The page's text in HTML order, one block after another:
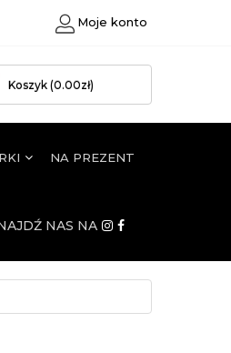
Moje konto
Koszyk (0.00zł)
NA PREZENT
NAS NA